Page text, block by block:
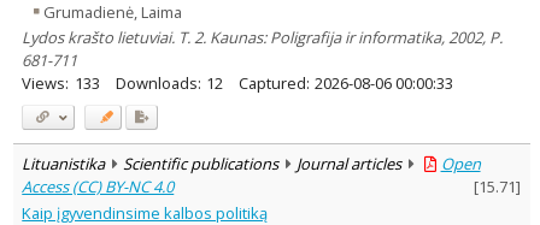
Grumadienė, Laima
Lydos krašto lietuviai. T. 2. Kaunas: Poligrafija ir informatika, 2002, P.
681-711
Views: 133 Downloads: 12 Captured: 2026-08-06 00:00:33
Lituanistika Scientific publications Journal articles
Open
Access (CC) BY-NC 4.0
[15.71]
Kaip įgyvendinsime kalbos politiką